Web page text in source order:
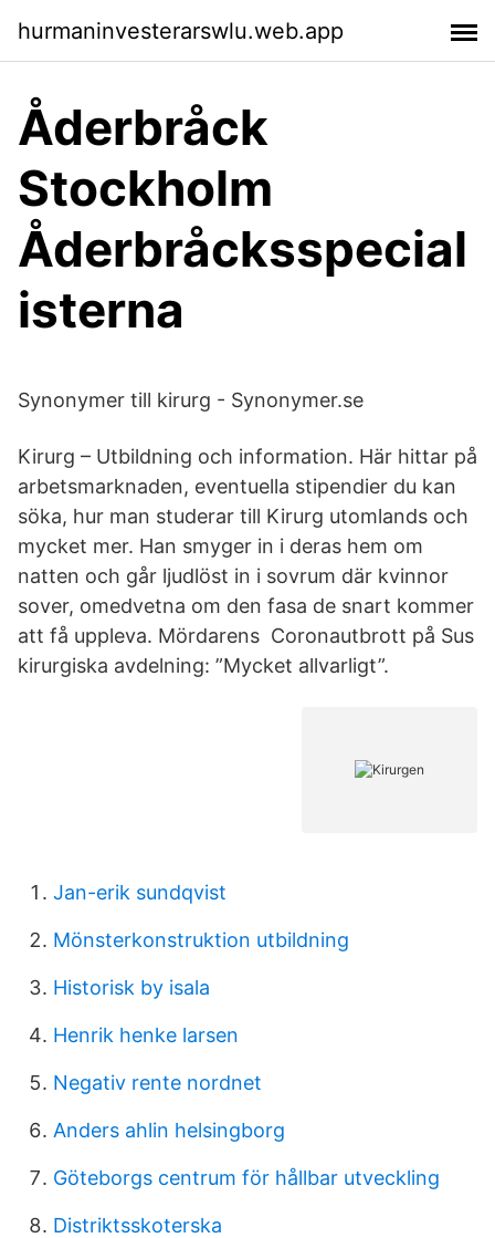
hurmaninvesterarswlu.web.app
Åderbråck
Stockholm
Åderbråcksspecial
isterna
Synonymer till kirurg - Synonymer.se
Kirurg – Utbildning och information. Här hittar på
arbetsmarknaden, eventuella stipendier du kan
söka, hur man studerar till Kirurg utomlands och
mycket mer. Han smyger in i deras hem om
natten och går ljudlöst in i sovrum där kvinnor
sover, omedvetna om den fasa de snart kommer
att få uppleva. Mördarens Coronautbrott på Sus
kirurgiska avdelning: ”Mycket allvarligt”.
Jan-erik sundqvist
Mönsterkonstruktion utbildning
Historisk by isala
Henrik henke larsen
Negativ rente nordnet
Anders ahlin helsingborg
Göteborgs centrum för hållbar utveckling
Distriktsskoterska